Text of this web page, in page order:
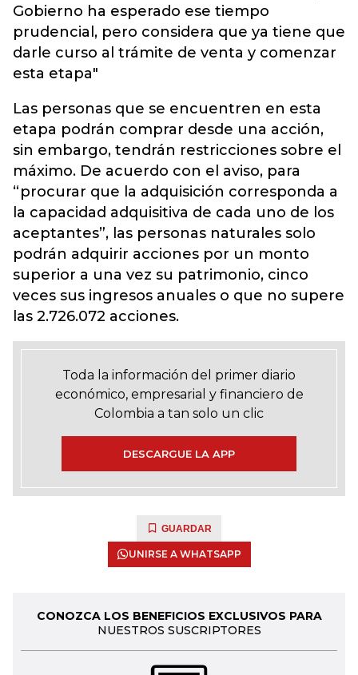
Gobierno ha esperado ese tiempo
prudencial, pero considera que ya tiene que
darle curso al trámite de venta y comenzar
esta etapa"
Las personas que se encuentren en esta
etapa podrán comprar desde una acción,
sin embargo, tendrán restricciones sobre el
máximo. De acuerdo con el aviso, para
“procurar que la adquisición corresponda a
la capacidad adquisitiva de cada uno de los
aceptantes”, las personas naturales solo
podrán adquirir acciones por un monto
superior a una vez su patrimonio, cinco
veces sus ingresos anuales o que no supere
las 2.726.072 acciones.
Toda la información del primer diario
económico, empresarial y financiero de
Colombia a tan solo un clic
DESCARGUE LA APP
GUARDAR
UNIRSE A WHATSAPP
CONOZCA LOS BENEFICIOS EXCLUSIVOS PARA
NUESTROS SUSCRIPTORES